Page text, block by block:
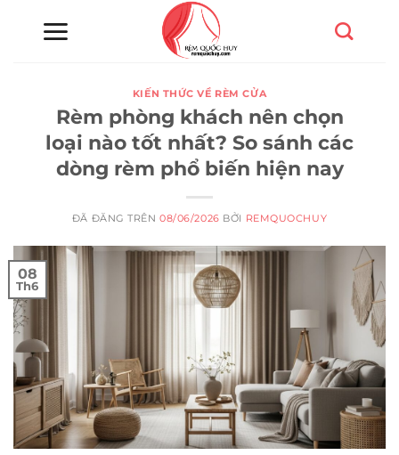
KIẾN THỨC VỀ RÈM CỬA
Rèm phòng khách nên chọn
loại nào tốt nhất? So sánh các
dòng rèm phổ biến hiện nay
ĐÃ ĐĂNG TRÊN08/06/2026 BỞI REMQUOCHUY
08
Th6